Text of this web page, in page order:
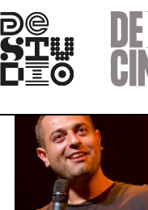
Skip
to
main
navigation